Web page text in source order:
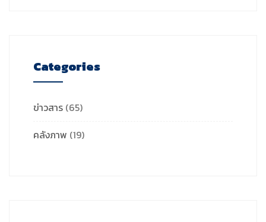
Categories
ข่าวสาร (65)
คลังภาพ (19)